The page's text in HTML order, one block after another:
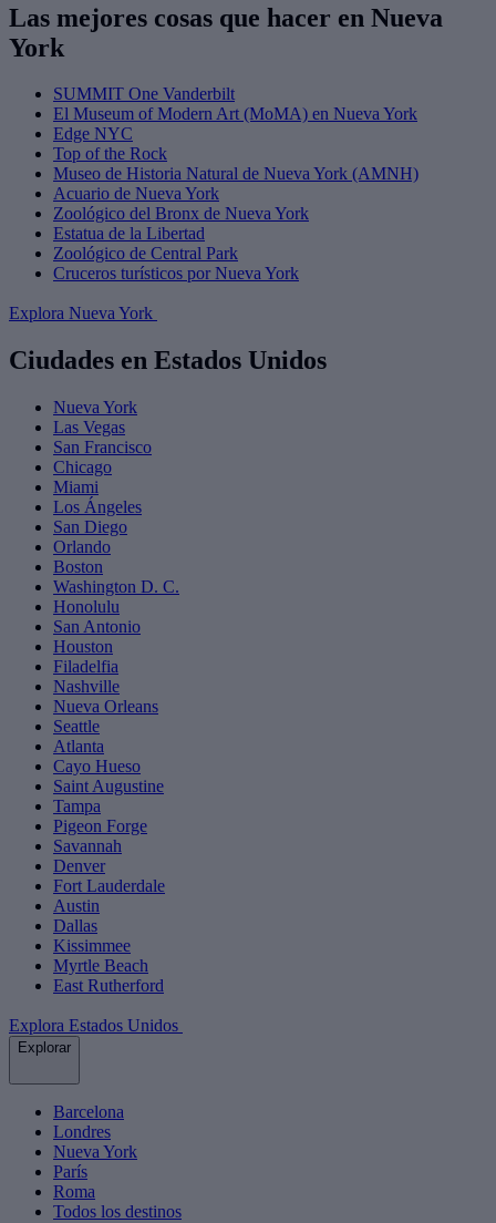
Las mejores cosas que hacer en Nueva
York
SUMMIT One Vanderbilt
El Museum of Modern Art (MoMA) en Nueva York
Edge NYC
Top of the Rock
Museo de Historia Natural de Nueva York (AMNH)
Acuario de Nueva York
Zoológico del Bronx de Nueva York
Estatua de la Libertad
Zoológico de Central Park
Cruceros turísticos por Nueva York
Explora Nueva York
Ciudades en Estados Unidos
Nueva York
Las Vegas
San Francisco
Chicago
Miami
Los Ángeles
San Diego
Orlando
Boston
Washington D. C.
Honolulu
San Antonio
Houston
Filadelfia
Nashville
Nueva Orleans
Seattle
Atlanta
Cayo Hueso
Saint Augustine
Tampa
Pigeon Forge
Savannah
Denver
Fort Lauderdale
Austin
Dallas
Kissimmee
Myrtle Beach
East Rutherford
Explora Estados Unidos
Explorar
Barcelona
Londres
Nueva York
París
Roma
Todos los destinos